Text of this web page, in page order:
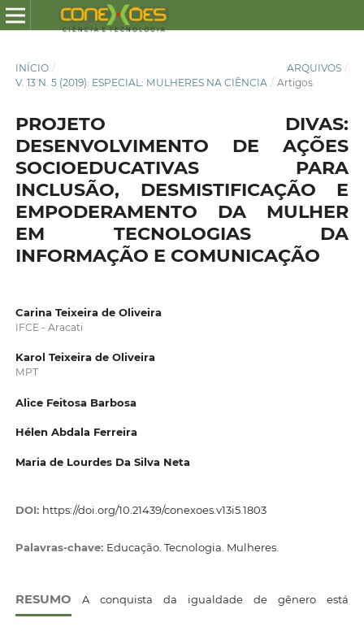
INÍCIO / ARQUIVOS /
V. 13 N. 5 (2019): ESPECIAL: MULHERES NA CIÊNCIA / Artigos
PROJETO DIVAS:
DESENVOLVIMENTO DE AÇÕES
SOCIOEDUCATIVAS PARA
INCLUSÃO, DESMISTIFICAÇÃO E
EMPODERAMENTO DA MULHER
EM TECNOLOGIAS DA
INFORMAÇÃO E COMUNICAÇÃO
Carina Teixeira de Oliveira
IFCE - Aracati
Karol Teixeira de Oliveira
MPT
Alice Feitosa Barbosa
Hélen Abdala Ferreira
Maria de Lourdes Da Silva Neta
DOI: https://doi.org/10.21439/conexoes.v13i5.1803
Palavras-chave: Educação. Tecnologia. Mulheres.
RESUMO A conquista da igualdade de gênero está